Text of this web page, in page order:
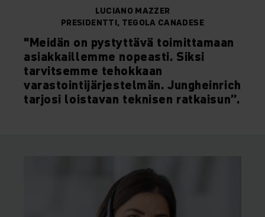
LUCIANO MAZZER
PRESIDENTTI, TEGOLA CANADESE
"Meidän on pystyttävä toimittamaan
asiakkaillemme nopeasti. Siksi
tarvitsemme tehokkaan
varastointijärjestelmän. Jungheinrich
tarjosi loistavan teknisen ratkaisun”.